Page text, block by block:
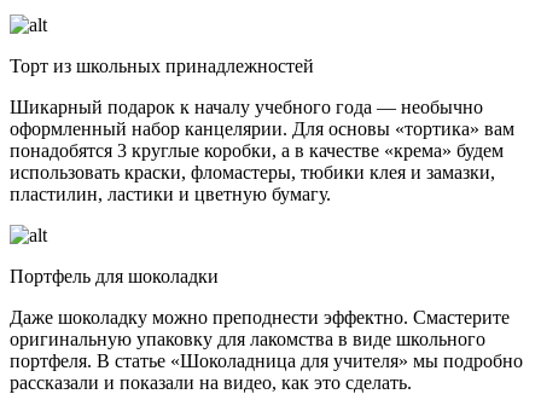
Торт из школьных принадлежностей
Шикарный подарок к началу учебного года — необычно
оформленный набор канцелярии. Для основы «тортика» вам
понадобятся 3 круглые коробки, а в качестве «крема» будем
использовать краски, фломастеры, тюбики клея и замазки,
пластилин, ластики и цветную бумагу.
Портфель для шоколадки
Даже шоколадку можно преподнести эффектно. Смастерите
оригинальную упаковку для лакомства в виде школьного
портфеля. В статье «Шоколадница для учителя» мы подробно
рассказали и показали на видео, как это сделать.